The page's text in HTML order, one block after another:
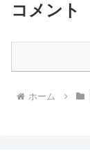
コメント
ホーム